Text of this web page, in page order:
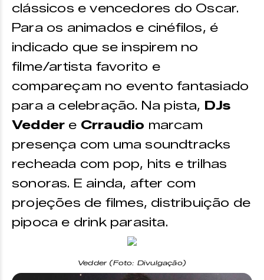
clássicos e vencedores do Oscar.
Para os animados e cinéfilos, é
indicado que se inspirem no
filme/artista favorito e
compareçam no evento fantasiado
para a celebração. Na pista, DJs
Vedder e Crraudio marcam
presença com uma soundtracks
recheada com pop, hits e trilhas
sonoras. E ainda, after com
projeções de filmes, distribuição de
pipoca e drink parasita.
Vedder (Foto: Divulgação)